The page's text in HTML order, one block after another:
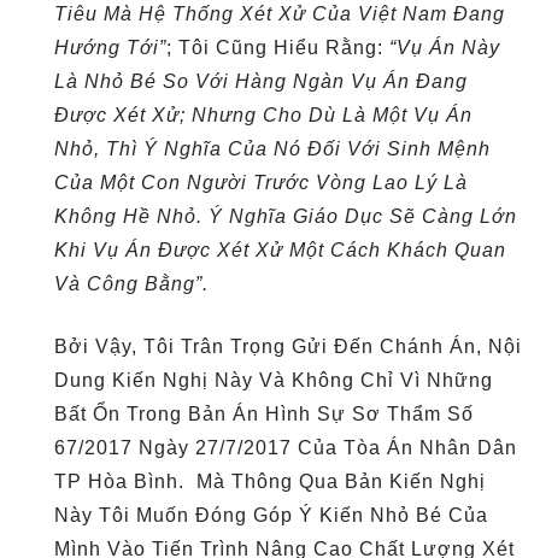
Tiêu Mà Hệ Thống Xét Xử Của Việt Nam Đang
Hướng Tới”; Tôi Cũng Hiểu Rằng: “Vụ Án Này
Là Nhỏ Bé So Với Hàng Ngàn Vụ Án Đang
Được Xét Xử; Nhưng Cho Dù Là Một Vụ Án
Nhỏ, Thì Ý Nghĩa Của Nó Đối Với Sinh Mệnh
Của Một Con Người Trước Vòng Lao Lý Là
Không Hề Nhỏ. Ý Nghĩa Giáo Dục Sẽ Càng Lớn
Khi Vụ Án Được Xét Xử Một Cách Khách Quan
Và Công Bằng”.
Bởi Vậy, Tôi Trân Trọng Gửi Đến Chánh Án, Nội
Dung Kiến Nghị Này Và Không Chỉ Vì Những
Bất Ổn Trong Bản Án Hình Sự Sơ Thẩm Số
67/2017 Ngày 27/7/2017 Của Tòa Án Nhân Dân
TP Hòa Bình. Mà Thông Qua Bản Kiến Nghị
Này Tôi Muốn Đóng Góp Ý Kiến Nhỏ Bé Của
Mình Vào Tiến Trình Nâng Cao Chất Lượng Xét